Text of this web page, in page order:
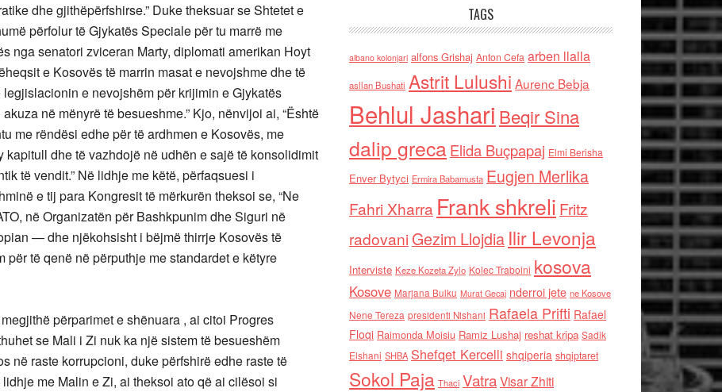
dhe gjithëpërfshirse.” Duke theksuar se Shtetet e
përfolur të Gjykatës Speciale për tu marrë me
nga senatori zviceran Marty, diplomati amerikan Hoyt
e Kosovës të marrin masat e nevojshme dhe të
e nevojshëm për krijimin e Gjykatës
në mënyrë të besueshme.” Kjo, nënvijoi ai, “Është
me rëndësi edhe për të ardhmen e Kosovës, me
dhe të vazhdojë në udhën e sajë të konsolidimit
të vendit.” Në lidhje me këtë, përfaqsuesi i
e tij para Kongresit të mërkurën theksoi se, “Ne
në Organizatën për Bashkpunim dhe Siguri në
— dhe njëkohsisht i bëjmë thirrje Kosovës të
të qenë në përputhje me standardet e këtyre
përparimet e shënuara , ai citoi Progres
se Mali i Zi nuk ka një sistem të besueshëm
në raste korrupcioni, duke përfshirë edhe raste të
me Malin e Zi, ai theksoi ato që ai cilësoi si
TAGS
albano kolonjari alfons Grishaj Anton Cefa arben llalla
asllan Bushati Astrit Lulushi Aurenc Bebja
Behlul Jashari Beqir Sina
dalip grecaElida Buçpapaj Elmi Berisha
Enver Bytyci Ermira Babamusta Eugjen Merlika
Fahri Xharra Frank shkreli Fritz
radovaniGezim Llojdia Ilir Levonja
Interviste Keze Kozeta Zylo Kolec Traboini kosova
Kosove Marjana Bulku Murat Gecaj nderroi jete ne Kosove
Nene Tereza presidenti Nishani Rafaela Prifti Rafael
Floqi Raimonda Moisiu Ramiz Lushaj reshat kripa Sadik
Elshani SHBA Shefqet Kercelli shqiperia shqiptaret
Sokol Paja Thaci VatraVisar Zhiti